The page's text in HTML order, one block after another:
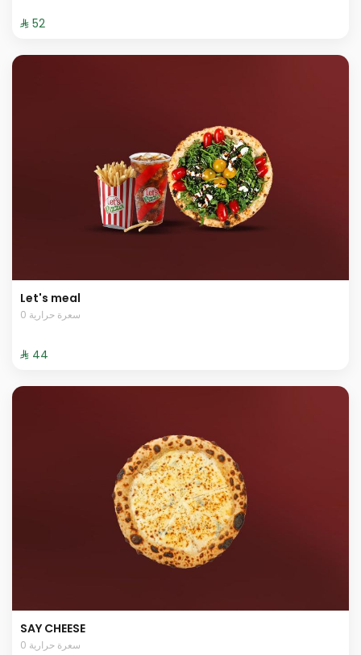
⁨⁦‪‬ 52⁩
Let's meal
0 سعرة حرارية
⁨⁦‪‬ 44⁩
SAY CHEESE
0 سعرة حرارية